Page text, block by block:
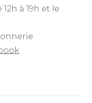
à 19h et le